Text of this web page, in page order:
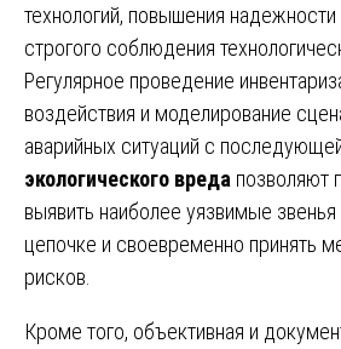
технологий, повышения
строгого соблюдения
Регулярное проведение
воздействия и моделирование
аварийных ситуаций с
экологического вреда позволяют
выявить наиболее уязвимые
цепочке и своевременно принять
рисков.
Кроме того, объективная и